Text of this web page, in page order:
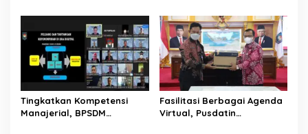
i
o
n
Disinformasi
Untuk Armada Cargo Black
Stone Airline
Tingkatkan Kompetensi
Manajerial, BPSDM
Fasilitasi Berbagai Agenda
Virtual, Pusdatin